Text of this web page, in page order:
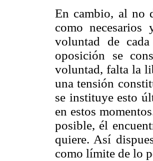
En cambio, al no
como
voluntad de
oposición se
voluntad, falta la
una tensión
se instituye esto
en estos
posible, él
quiere. Así
como límite de lo